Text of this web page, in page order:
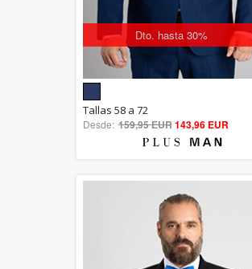
Dto. hasta 30%
out of 5
Tallas 58 a 72
Desde: 159,95 EUR143,96 EUR